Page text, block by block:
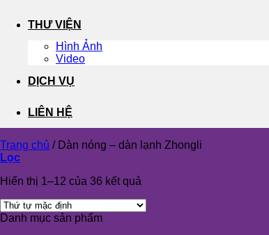
THƯ VIỆN
Hình Ảnh
Video
DỊCH VỤ
LIÊN HỆ
Trang chủ /Dàn nóng – dàn lạnh Zhongli
Lọc
Hiển thị 1–12 của 36 kết quả
Danh mục sản phẩm